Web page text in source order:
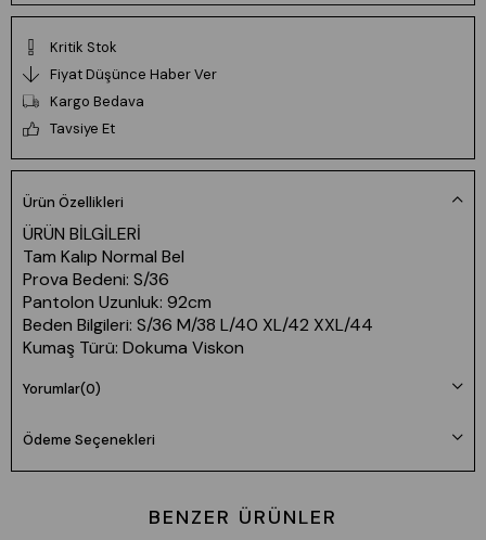
Kritik Stok
Fiyat Düşünce Haber Ver
Kargo Bedava
Tavsiye Et
Ürün Özellikleri
ÜRÜN BİLGİLERİ
Tam Kalıp Normal Bel
Prova Bedeni: S/36
Pantolon Uzunluk: 92cm
Beden Bilgileri: S/36 M/38 L/40 XL/42 XXL/44
Kumaş Türü: Dokuma Viskon
Göğüs: 84cm Bel: 61cm Kalça: 91cm
Yer Almaktadır.
Yorumlar(0)
Ödeme Seçenekleri
BENZER ÜRÜNLER